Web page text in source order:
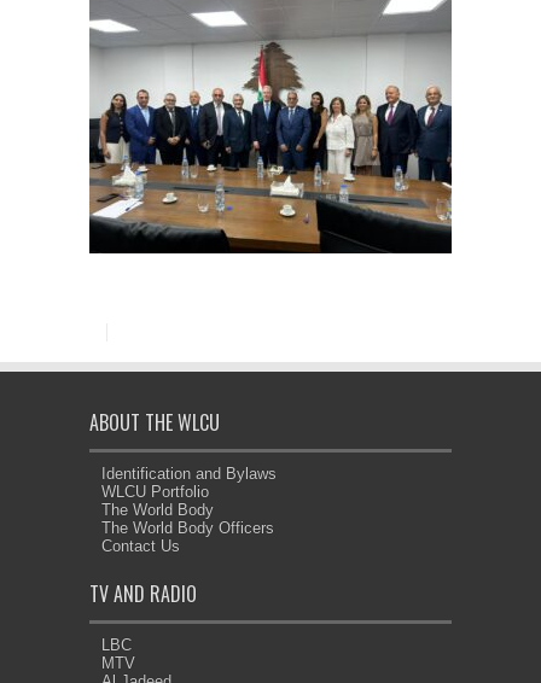
ABOUT THE WLCU
Identification and Bylaws
WLCU Portfolio
The World Body
The World Body Officers
Contact Us
TV AND RADIO
LBC
MTV